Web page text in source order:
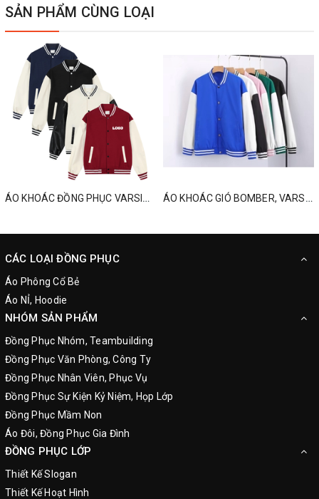
SẢN PHẨM CÙNG LOẠI
ÁO KHOÁC ĐỒNG PHỤC VARSITY, ĐỒNG PHỤC MÙA ĐÔNG THEO YÊU CẦU ÁO KHOÁC GIÓ BOMBER, VARSITY, ĐỒNG PHỤC MÙA ĐÔNG
CÁC LOẠI ĐỒNG PHỤC
Áo Phông Cổ Bẻ
Áo NỈ, Hoodie
NHÓM SẢN PHẨM
Đồng Phục Nhóm, Teambuilding
Đồng Phục Văn Phòng, Công Ty
Đồng Phục Nhân Viên, Phục Vụ
Đồng Phục Sự Kiện Kỷ Niệm, Họp Lớp
Đồng Phục Mầm Non
Áo Đôi, Đồng Phục Gia Đình
ĐỒNG PHỤC LỚP
Thiết Kế Slogan
Thiết Kế Hoạt Hình